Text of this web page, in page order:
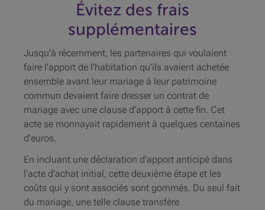
Évitez des frais
supplémentaires
Jusqu'à récemment, les partenaires qui voulaient
faire l'apport de l'habitation qu'ils avaient achetée
ensemble avant leur mariage à leur patrimoine
commun devaient faire dresser un contrat de
mariage avec une clause d'apport à cette fin. Cet
acte se monnayait rapidement à quelques centaines
d'euros.
En incluant une déclaration d'apport anticipé dans
l'acte d'achat initial, cette deuxième étape et les
coûts qui y sont associés sont gommés. Du seul fait
du mariage, une telle clause transfère